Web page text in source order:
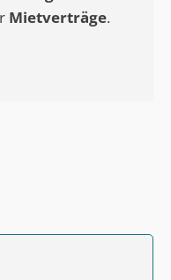
Mietverträge.